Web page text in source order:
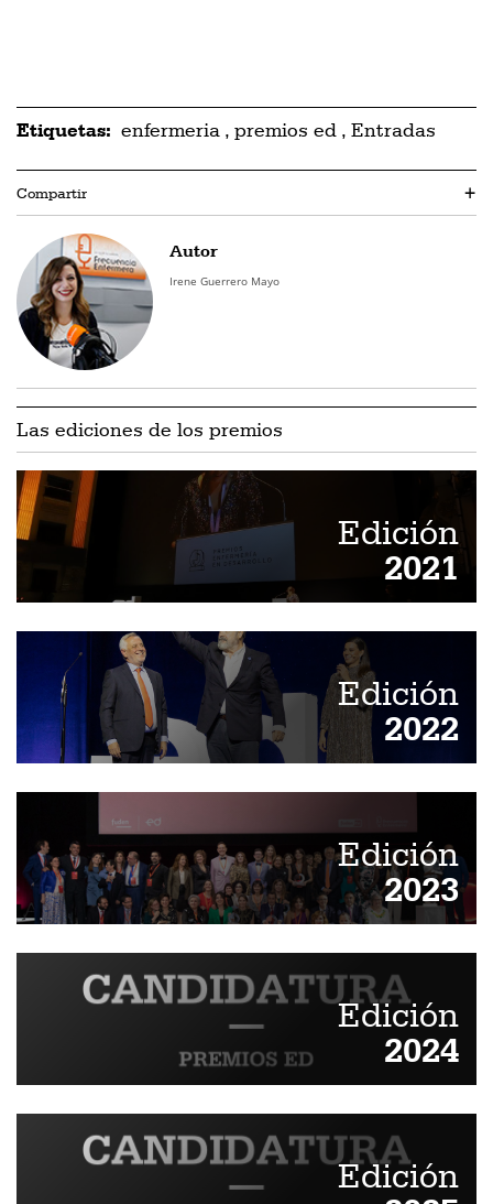
Etiquetas: enfermeria , premios ed , Entradas
Compartir +
Autor
Irene Guerrero Mayo
Las ediciones de los premios
Edición
2021
Edición
2022
Edición
2023
Edición
2024
Edición